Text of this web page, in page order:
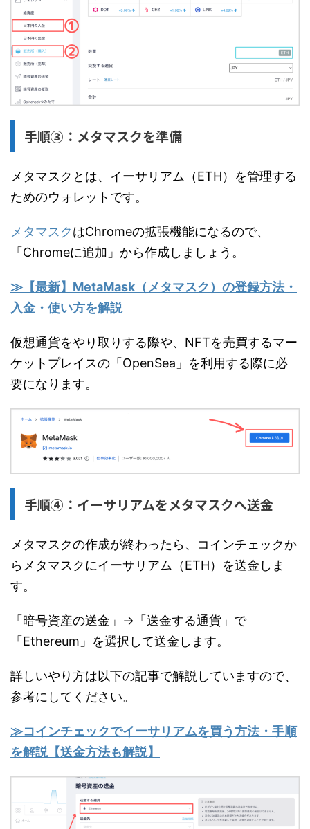
手順③：メタマスクを準備
メタマスクとは、イーサリアム（ETH）を管理する
ためのウォレットです。
メタマスクはChromeの拡張機能になるので、
「Chromeに追加」から作成しましょう。
≫【最新】MetaMask（メタマスク）の登録方法・
入金・使い方を解説
仮想通貨をやり取りする際や、NFTを売買するマー
ケットプレイスの「OpenSea」を利用する際に必
要になります。
手順④：イーサリアムをメタマスクへ送金
メタマスクの作成が終わったら、コインチェックか
らメタマスクにイーサリアム（ETH）を送金しま
す。
「暗号資産の送金」→「送金する通貨」で
「Ethereum」を選択して送金します。
詳しいやり方は以下の記事で解説していますので、
参考にしてください。
≫コインチェックでイーサリアムを買う方法・手順
を解説【送金方法も解説】